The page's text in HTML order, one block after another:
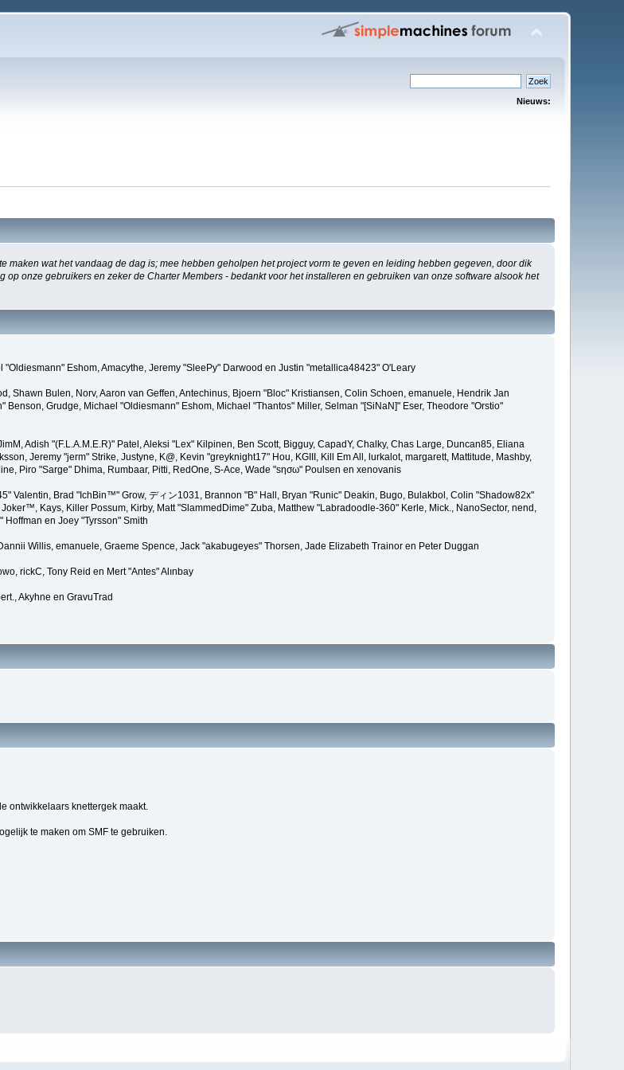
Nieuws:
wat het vandaag de dag is; mee hebben geholpen het project vorm te geven en leiding hebben gegeven, door dik
onze gebruikers en zeker de Charter Members - bedankt voor het installeren en gebruiken van onze software alsook het
Eshom, Amacythe, Jeremy "SleePy" Darwood en Justin "metallica48423" O'Leary
Shawn Bulen, Norv, Aaron van Geffen, Antechinus, Bjoern "Bloc" Kristiansen, Colin Schoen, emanuele, Hendrik Jan
Grudge, Michael "Oldiesmann" Eshom, Michael "Thantos" Miller, Selman "[SiNaN]" Eser, Theodore "Orstio"
Adish "(F.L.A.M.E.R)" Patel, Aleksi "Lex" Kilpinen, Ben Scott, Bigguy, CapadY, Chalky, Chas Large, Duncan85, Eliana
Jeremy "jerm" Strike, Justyne, K@, Kevin "greyknight17" Hou, KGIII, Kill Em All, lurkalot, margarett, Mattitude, Mashby,
Piro "Sarge" Dhima, Rumbaar, Pitti, RedOne, S-Ace, Wade "sησω" Poulsen en xenovanis
Valentin, Brad "IchBin™" Grow, ディン1031, Brannon "B" Hall, Bryan "Runic" Deakin, Bugo, Bulakbol, Colin "Shadow82x"
Kays, Killer Possum, Kirby, Matt "SlammedDime" Zuba, Matthew "Labradoodle-360" Kerle, Mick., NanoSector, nend,
Hoffman en Joey "Tyrsson" Smith
Willis, emanuele, Graeme Spence, Jack "akabugeyes" Thorsen, Jade Elizabeth Trainor en Peter Duggan
rickC, Tony Reid en Mert "Antes" Alınbay
Akyhne en GravuTrad
ontwikkelaars knettergek maakt.
te maken om SMF te gebruiken.